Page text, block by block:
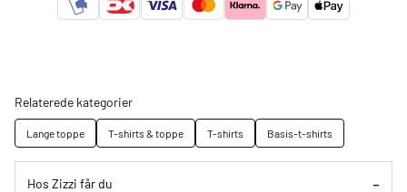
Relaterede kategorier
Lange toppe T-shirts & toppe T-shirts Basis-t-shirts
Hos Zizzi får du